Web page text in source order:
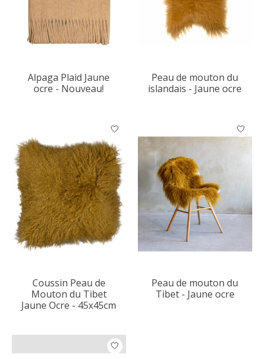
Alpaga Plaid Jaune
ocre - Nouveau!
Peau de mouton du
islandais - Jaune ocre
Coussin Peau de
Mouton du Tibet
Jaune Ocre - 45x45cm
Peau de mouton du
Tibet - Jaune ocre